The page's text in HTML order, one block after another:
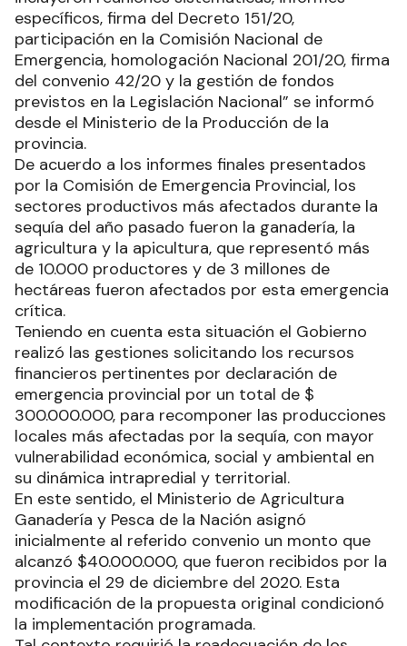
específicos, firma del Decreto 151/20,
participación en la Comisión Nacional de
Emergencia, homologación Nacional 201/20, firma
del convenio 42/20 y la gestión de fondos
previstos en la Legislación Nacional” se informó
desde el Ministerio de la Producción de la
provincia.
De acuerdo a los informes finales presentados
por la Comisión de Emergencia Provincial, los
sectores productivos más afectados durante la
sequía del año pasado fueron la ganadería, la
agricultura y la apicultura, que representó más
de 10.000 productores y de 3 millones de
hectáreas fueron afectados por esta emergencia
crítica.
Teniendo en cuenta esta situación el Gobierno
realizó las gestiones solicitando los recursos
financieros pertinentes por declaración de
emergencia provincial por un total de $
300.000.000, para recomponer las producciones
locales más afectadas por la sequía, con mayor
vulnerabilidad económica, social y ambiental en
su dinámica intrapredial y territorial.
En este sentido, el Ministerio de Agricultura
Ganadería y Pesca de la Nación asignó
inicialmente al referido convenio un monto que
alcanzó $40.000.000, que fueron recibidos por la
provincia el 29 de diciembre del 2020. Esta
modificación de la propuesta original condicionó
la implementación programada.